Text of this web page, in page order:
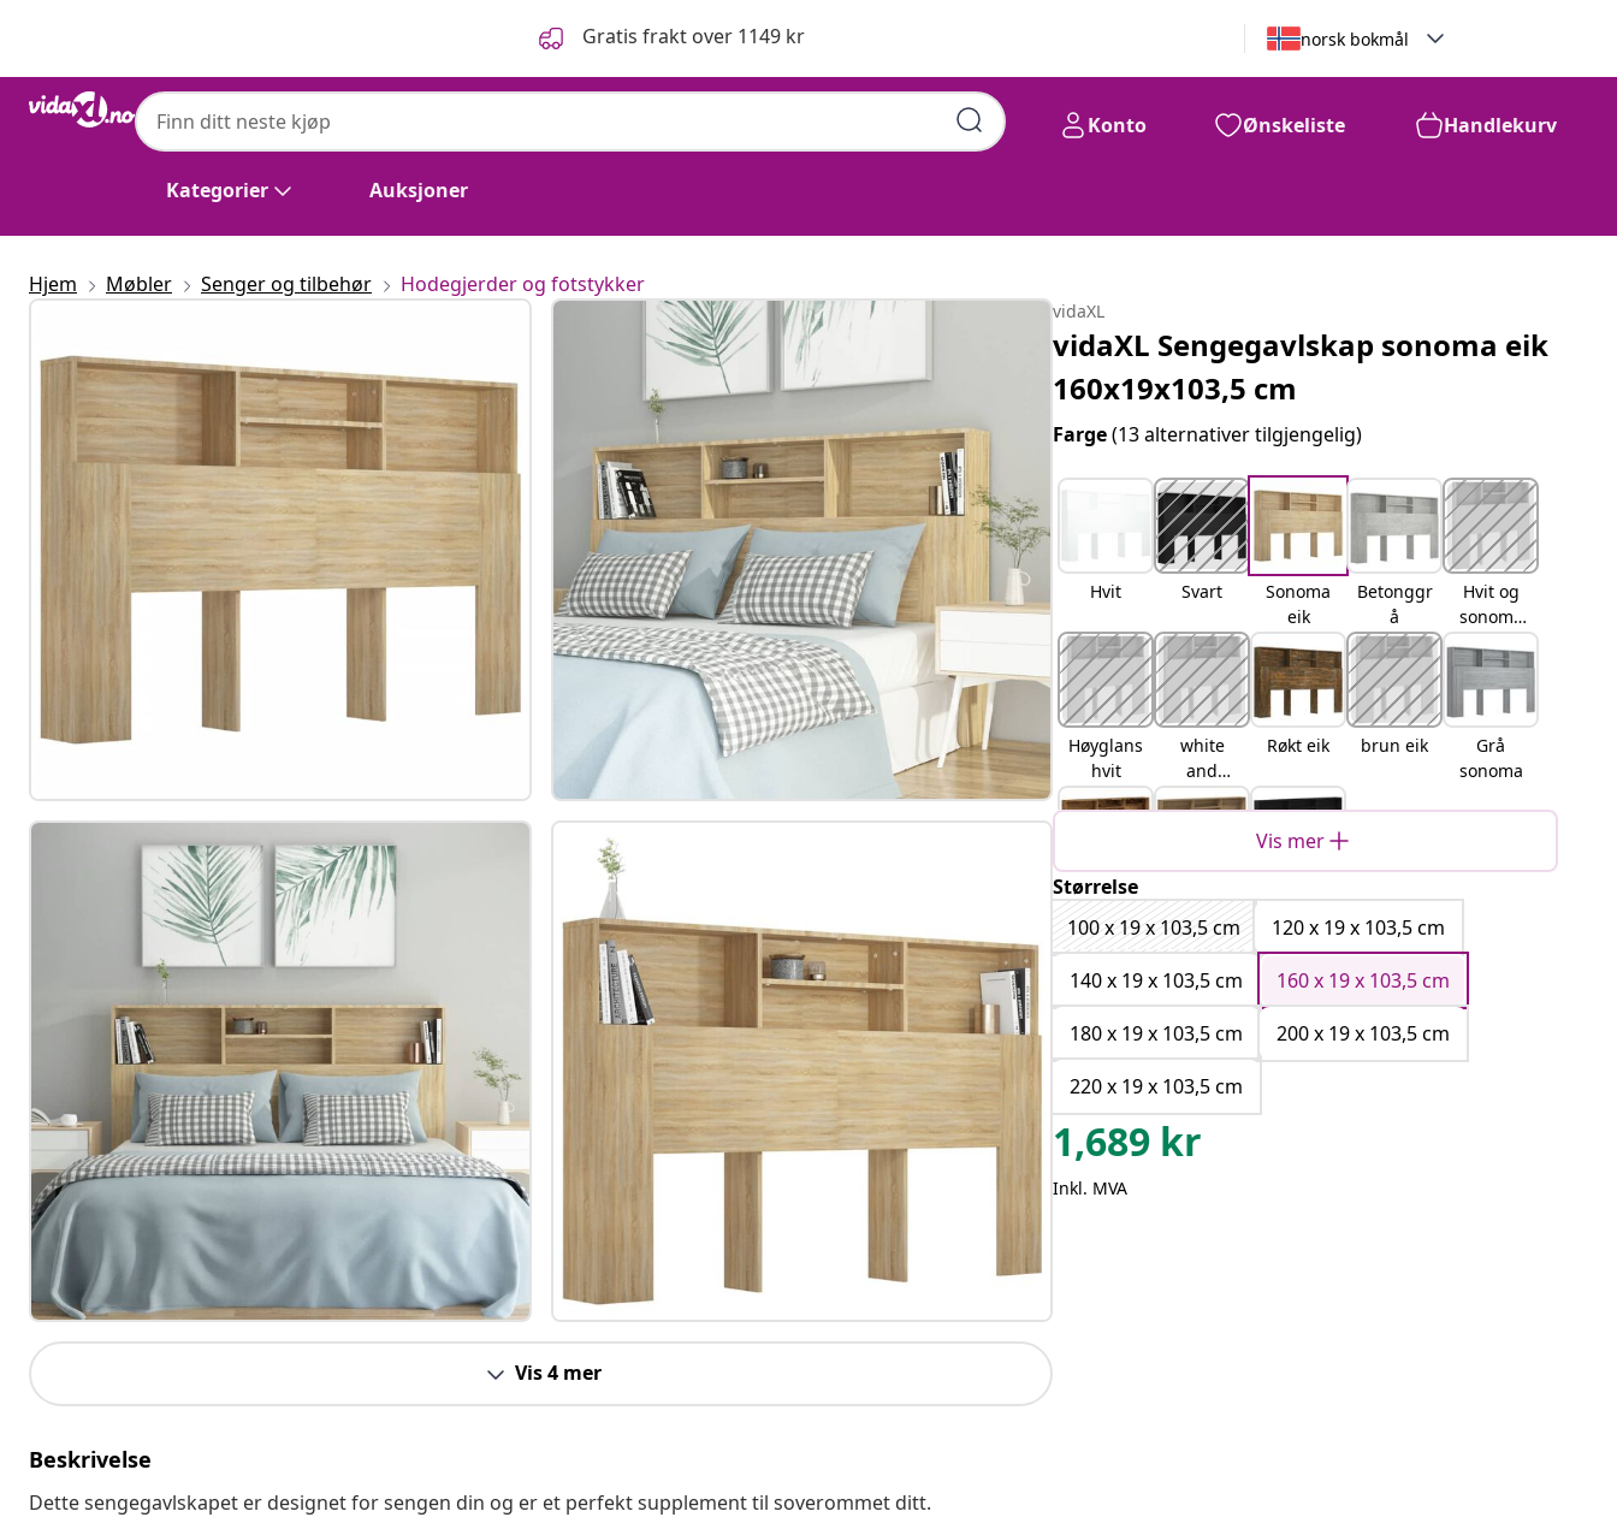
Gratis frakt over 1149 kr norsk bokmål
Kategorier Auksjoner
Konto Ønskeliste Handlekurv
Hjem Møbler Senger og tilbehør Hodegjerder og fotstykker
Vis 4 mer
Beskrivelse
Dette sengegavlskapet er designet for sengen din og er et perfekt supplement til soverommet ditt.
vidaXL
vidaXL Sengegavlskap sonoma eik
160x19x103,5 cm
Farge(13 alternativer tilgjengelig)
Hvit Svart
Sonoma
eik
Betonggr
å
Hvit og
sonoma
eik
Høyglans
hvit
white
and
sonama
Røkt eik brun eik
Grå
sonoma
Gammelt
tre
artisan
eik
Svart eik
Vis mer
Størrelse
100 x 19 x 103,5 cm
120 x 19 x 103,5 cm
140 x 19 x 103,5 cm
160 x 19 x 103,5 cm
180 x 19 x 103,5 cm
200 x 19 x 103,5 cm
220 x 19 x 103,5 cm
1,689 kr
Inkl. MVA